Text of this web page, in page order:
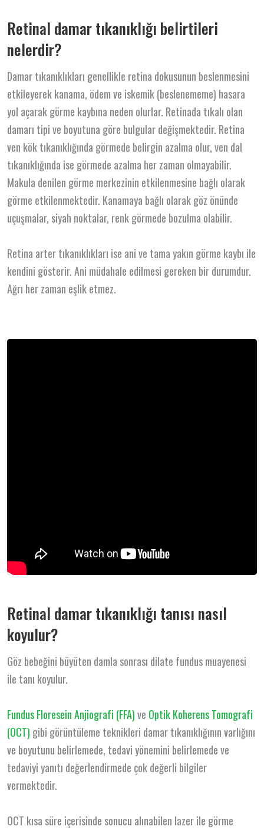
Retinal damar tıkanıklığı belirtileri
nelerdir?
Damar tıkanıklıkları genellikle retina dokusunun beslenmesini
etkileyerek kanama, ödem ve iskemik (beslenememe) hasara
yol açarak görme kaybına neden olurlar. Retinada tıkalı olan
damarı tipi ve boyutuna göre bulgular değişmektedir. Retina
ven kök tıkanıklığında görmede belirgin azalma olur, ven dal
tıkanıklığında ise görmede azalma her zaman olmayabilir.
Makula denilen görme merkezinin etkilenmesine bağlı olarak
görme etkilenmektedir. Kanamaya bağlı olarak göz önünde
uçuşmalar, siyah noktalar, renk görmede bozulma olabilir.
Retina arter tıkanıklıkları ise ani ve tama yakın görme kaybı ile
kendini gösterir. Ani müdahale edilmesi gereken bir durumdur.
Ağrı her zaman eşlik etmez.
Retinal damar tıkanıklığı tanısı nasıl
koyulur?
Göz bebeğini büyüten damla sonrası dilate fundus muayenesi
ile tanı koyulur.
Fundus Floresein Anjiografi (FFA)ve Optik Koherens Tomografi
(OCT) gibi görüntüleme teknikleri damar tıkanıklığının varlığını
ve boyutunu belirlemede, tedavi yönemini belirlemede ve
tedaviyi yanıtı değerlendirmede çok değerli bilgiler
vermektedir.
OCT kısa süre içerisinde sonucu alınabilen lazer ile görme